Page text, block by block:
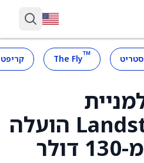
סטריט ™
The Fly
Landstar System הועלה
ל-150 דולר מ-130 דולר